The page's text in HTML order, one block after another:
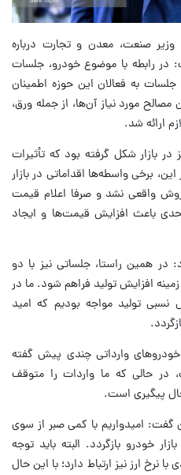
صنعت، معدن و تجارت درباره
رابطه با موضوع خودرو، جلسات
به فعالان این حوزه اطمینان
مورد نیاز آن‌ها، از جمله ورق،
ارائه شد.
بازار شکل گرفته بود که تأثیرات
برخی واسطه‌ها اقداماتی در بازار
واقعی نشد و صرفا اعلام قیمت
باعث افزایش قیمت‌ها و ایجاد
در همین راستا، جلساتی نیز با دو
افزایش تولید فراهم شود. ما در
تولید مواجه بودیم که امید
وارداتی چندی پیش گفته
حالی که ما واردات را متوقف
پیگیری است.
گفت: امیدواریم با کمی صبر از سوی
خودرو بازگردد. البته باید توجه
ارز نیز ارتباط دارد؛ با این حال